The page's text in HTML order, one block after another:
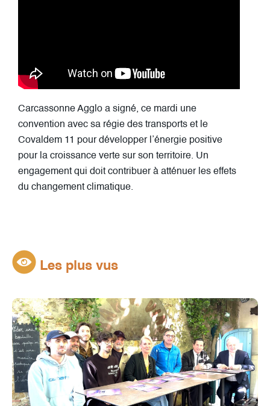
Carcassonne Agglo a signé, ce mardi une
convention avec sa régie des transports et le
Covaldem 11 pour développer l’énergie positive
pour la croissance verte sur son territoire. Un
engagement qui doit contribuer à atténuer les effets
du changement climatique.
Les plus vus